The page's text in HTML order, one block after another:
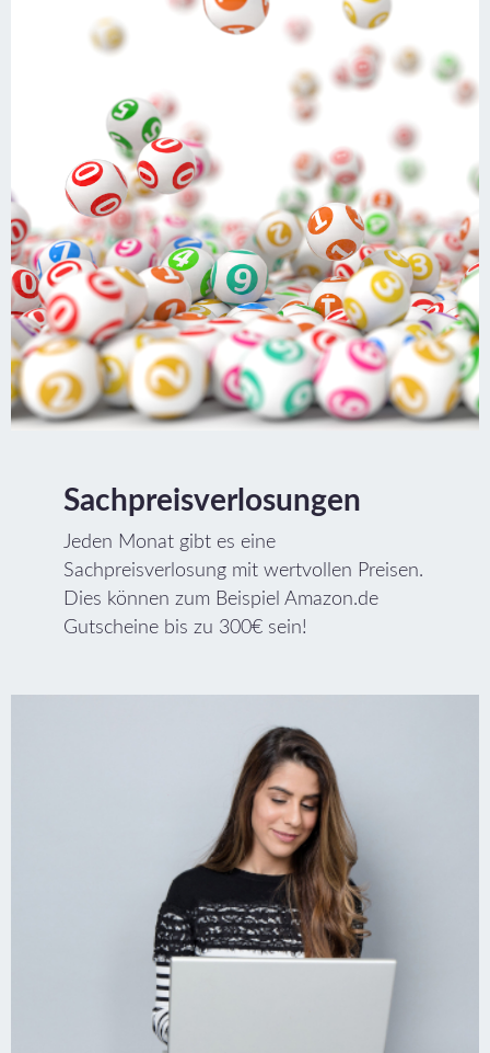
Sachpreisverlosungen
Jeden Monat gibt es eine
Sachpreisverlosung mit wertvollen Preisen.
Dies können zum Beispiel Amazon.de
Gutscheine bis zu 300€ sein!